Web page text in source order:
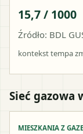
15,7 / 1000
Źródło: BDL
kontekst tempa
Sieć gazowa
MIESZKANIA Z